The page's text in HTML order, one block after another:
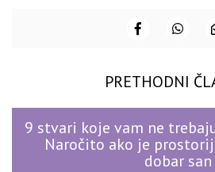
PRETHODNI
9 stvari koje vam ne
Naročito ako je
dobar san